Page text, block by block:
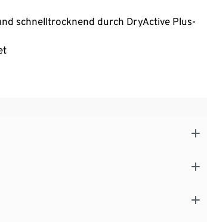
schnelltrocknend durch DryActive Plus-